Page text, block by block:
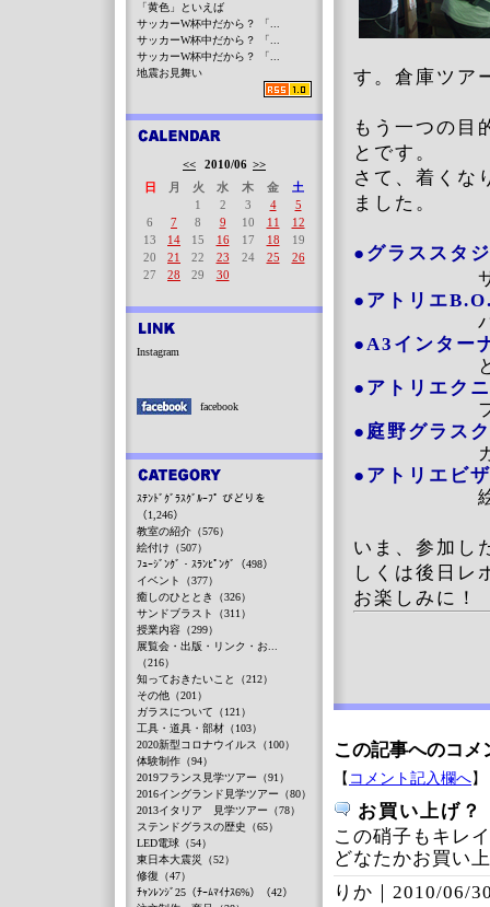
す。倉庫ツア
もう一つの目
とです。
さて、着くな
ました。
●グラススタ
サンドブ
●アトリエ
パフェク
●A3インター
とんぼ
●アトリエクニ
フュージ
●庭野グラス
ガラス
●アトリエビ
絵付
いま、参加し
しくは後日レ
お楽しみに！
この記事へのコメ
【 コメント記入欄へ】
お買い上げ？
この硝子もキレ
どなたかお買い
りか｜ 2010/06/
「黄色」といえば
サッカーW杯中だから？ 「...
サッカーW杯中だから？ 「...
サッカーW杯中だから？ 「...
地震お見舞い
<< 2010/06 >>
日
月 火 水 木 金
土
1
2 3 4
5
6
7 8 9 10 11
12
13
14 15 16 17 18
19
20
21 22 23 24 25
26
27
28 29 30
Instagram
facebook
ｽﾃﾝﾄﾞｸﾞﾗｽｸﾞﾙｰﾌﾟ びどりを
（1,246）
教室の紹介（576）
絵付け（507）
ﾌｭｰｼﾞﾝｸﾞ・ｽﾗﾝﾋﾟﾝｸﾞ（498）
イベント（377）
癒しのひととき（326）
サンドブラスト（311）
授業内容（299）
展覧会・出版・リンク・お...
（216）
知っておきたいこと（212）
その他（201）
ガラスについて（121）
工具・道具・部材（103）
2020新型コロナウイルス（100）
体験制作（94）
2019フランス見学ツアー（91）
2016イングランド見学ツアー（80）
2013イタリア 見学ツアー（78）
ステンドグラスの歴史（65）
LED電球（54）
東日本大震災（52）
修復（47）
ﾁｬﾝﾚﾝｼﾞ25（ﾁｰﾑﾏｲﾅｽ6%）（42）